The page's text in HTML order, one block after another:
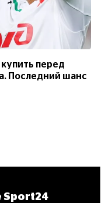
перед
Последний шанс
Sport24